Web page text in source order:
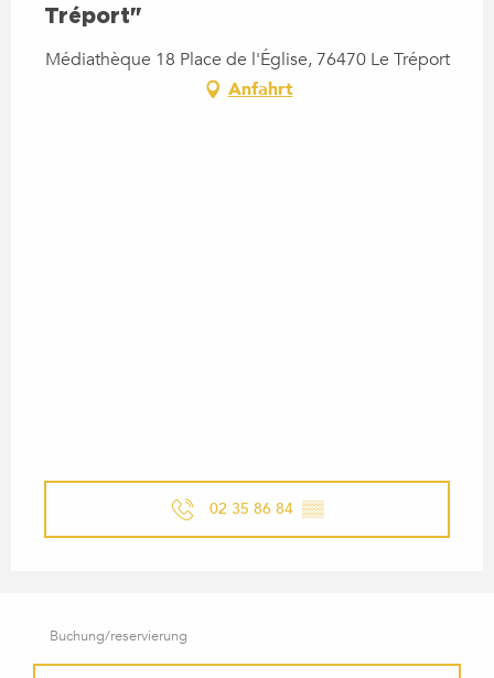
Tréport"
Médiathèque 18 Place de l'Église, 76470 Le Tréport
Anfahrt
02 35 86 84 ▒▒
Buchung/reservierung